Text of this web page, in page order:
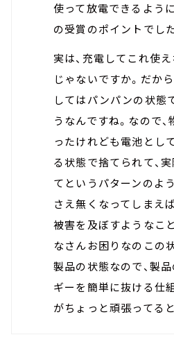
使って放電できるよう
の受賞のポイントでした
実は、充電してこれ使
じゃないですか。だか
してはパンパンの状態
うなんですね。なので
ったけれども電池とし
る状態で捨てられて、
てというパターンのよ
さえ無くなってしまえ
被害を及ぼすようなこ
なさんお困りなのこの
製品の状態なので、製
ギーを簡単に抜ける仕
がちょっと頑張ってる